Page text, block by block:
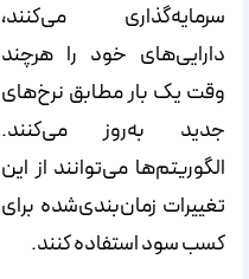
سرمایه‌گذاری می‌کنند،
دارایی‌های خود را هرچند
وقت یک بار مطابق نرخ‌های
جدید به‌روز می‌کنند.
الگوریتم‌ها می‌توانند از این
تغییرات زمان‌بندی‌شده برای
کسب سود استفاده کنند.